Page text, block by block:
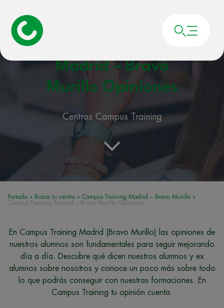
Madrid – Bravo
Murillo Opiniones
Centros Campus Training
Portada » Busca tu centro » Campus Training Madrid – Bravo Murillo »
Campus Training Madrid – Bravo Murillo Opiniones
En Campus Training Madrid (Bravo Murillo) las opiniones de
nuestros alumnos son fundamentales para seguir mejorando
día a día. Descubre qué dicen nuestros alumnos y ex
alumnos sobre nosotros y conoce un poco más sobre todo
lo que podrás conseguir con nuestras formaciones. En
Campus Training tu opinión cuenta.